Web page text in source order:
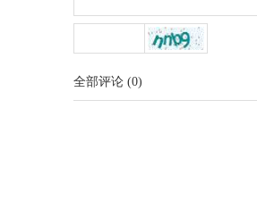
全部评论 (0)